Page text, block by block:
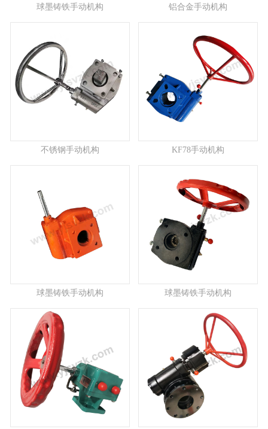
球墨铸铁手动机构 铝合金手动机构
不锈钢手动机构 KF78手动机构
球墨铸铁手动机构 球墨铸铁手动机构